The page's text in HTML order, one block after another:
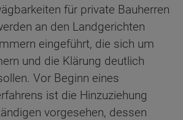
für private Bauherren
an den Landgerichten
eingeführt, die sich um
und die Klärung deutlich
Vor Beginn eines
ist die Hinzuziehung
vorgesehen, dessen